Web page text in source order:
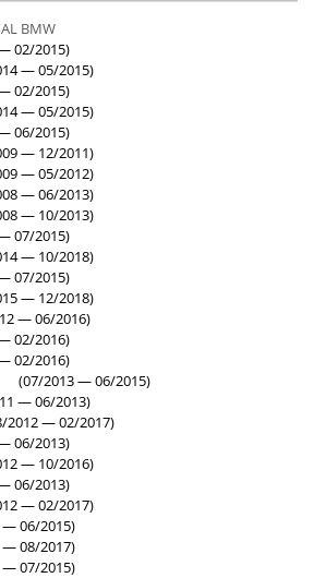
BMW
02/2015)
— 05/2015)
02/2015)
— 05/2015)
06/2015)
— 12/2011)
— 05/2012)
— 06/2013)
— 10/2013)
07/2015)
— 10/2018)
07/2015)
— 12/2018)
— 06/2016)
02/2016)
02/2016)
(07/2013 — 06/2015)
— 06/2013)
— 02/2017)
06/2013)
— 10/2016)
06/2013)
— 02/2017)
06/2015)
08/2017)
07/2015)